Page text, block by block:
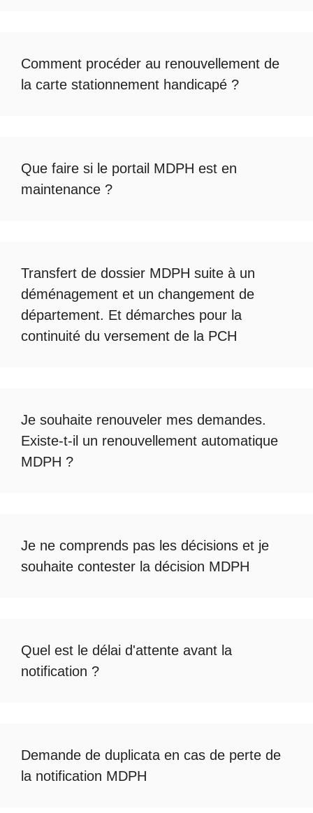
Comment procéder au renouvellement de
la carte stationnement handicapé ?
Que faire si le portail MDPH est en
maintenance ?
Transfert de dossier MDPH suite à un
déménagement et un changement de
département. Et démarches pour la
continuité du versement de la PCH
Je souhaite renouveler mes demandes.
Existe-t-il un renouvellement automatique
MDPH ?
Je ne comprends pas les décisions et je
souhaite contester la décision MDPH
Quel est le délai d'attente avant la
notification ?
Demande de duplicata en cas de perte de
la notification MDPH